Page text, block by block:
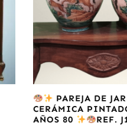
PAREJA DE
CERÁMICA
AÑOS 80
REF.